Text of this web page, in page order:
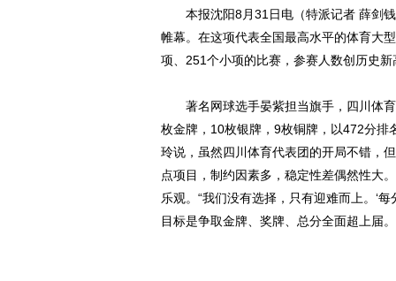
本报沈阳8月31日电（特派记者 薛剑钱
帷幕。在这项代表全国最高水平的体育大
项、251个小项的比赛，参赛人数创历史新
著名网球选手晏紫担当旗手，四川体育
枚金牌，10枚银牌，9枚铜牌，以472分排
玲说，虽然四川体育代表团的开局不错，
点项目，制约因素多，稳定性差偶然性大
乐观。“我们没有选择，只有迎难而上。‘
目标是争取金牌、奖牌、总分全面超上届